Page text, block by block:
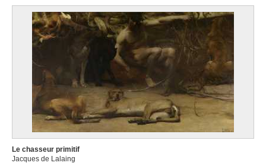
Le chasseur primitif
Jacques de Lalaing